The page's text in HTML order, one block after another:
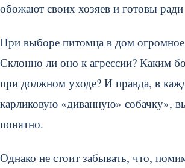
обожают своих хозяев и готовы
При выборе питомца в дом огромное
Склонно ли оно к агрессии? Каким
при должном уходе? И правда, в
карликовую «диванную» собачку»,
понятно.
Однако не стоит забывать, что,